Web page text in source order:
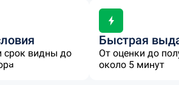
срок видны до
Быстрая
От оценки до
около 5 минут